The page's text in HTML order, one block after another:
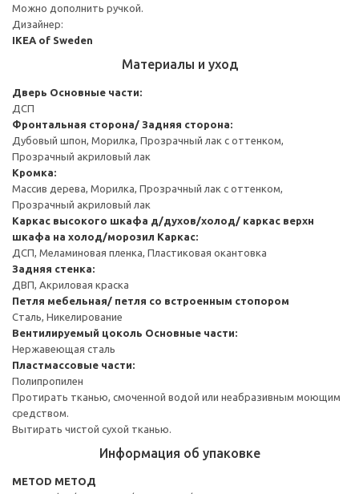
Можно дополнить ручкой.
Дизайнер:
IKEA of Sweden
Материалы и уход
Дверь Основные части:
ДСП
Фронтальная сторона/ Задняя сторона:
Дубовый шпон, Морилка, Прозрачный лак с оттенком,
Прозрачный акриловый лак
Кромка:
Массив дерева, Морилка, Прозрачный лак с оттенком,
Прозрачный акриловый лак
Каркас высокого шкафа д/духов/холод/ каркас верхн
шкафа на холод/морозил Каркас:
ДСП, Меламиновая пленка, Пластиковая окантовка
Задняя стенка:
ДВП, Акриловая краска
Петля мебельная/ петля со встроенным стопором
Сталь, Никелирование
Вентилируемый цоколь Основные части:
Нержавеющая сталь
Пластмассовые части:
Полипропилен
Протирать тканью, смоченной водой или неабразивным моющим
средством.
Вытирать чистой сухой тканью.
Информация об упаковке
METOD МЕТОД